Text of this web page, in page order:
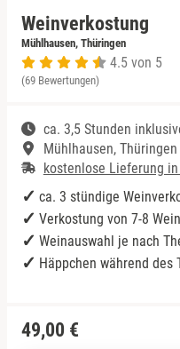
Weinverkostung
Mühlhausen, Thüringen
4.5 von 5
(69 Bewertungen)
ca. 3,5 Stunden
Mühlhausen, Thüringen
kostenlose Lieferung in
ca. 3 stündige
Verkostung von 7-8
Weinauswahl je nach
Häppchen während des
49,00 €
Niedersachsen
NRW
Rheinland-Pfalz
Saarland
Sachsen
Sachsen-Anhalt
Rum Tasting
Schokolade
Sekt Tasting
Tequila
Wein Tasting
Whisky Tasting